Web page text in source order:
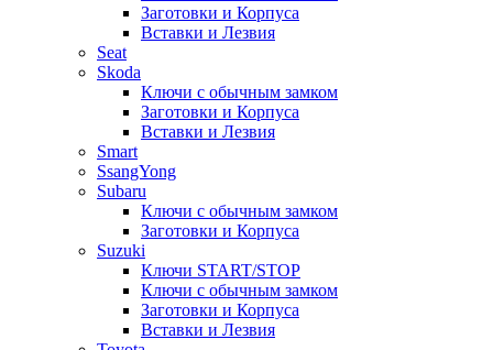
Заготовки и Корпуса
Вставки и Лезвия
Seat
Skoda
Ключи с обычным замком
Заготовки и Корпуса
Вставки и Лезвия
Smart
SsangYong
Subaru
Ключи с обычным замком
Заготовки и Корпуса
Suzuki
Ключи START/STOP
Ключи с обычным замком
Заготовки и Корпуса
Вставки и Лезвия